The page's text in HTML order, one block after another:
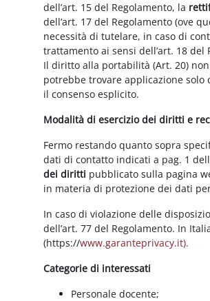
dell’art. 15 del Regolamento, la
dell’art. 17 del Regolamento (ove
necessità di tutelare, in caso di
trattamento ai sensi dell’art. 18
Il diritto alla portabilità (Art. 20)
potrebbe trovare applicazione
il consenso esplicito.
Modalità di esercizio dei diritti e
Fermo restando quanto sopra
dati di contatto indicati a pag. 1
dei diritti pubblicato sulla pagina
in materia di protezione dei dati
In caso di violazione delle
dell’art. 77 del Regolamento. In
(https://www.garanteprivacy.it).
Categorie di interessati
Personale docente;